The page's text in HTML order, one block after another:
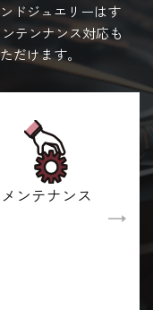
ドジュエリーはす
テンナンス対応も
だけます。
メンテナンス